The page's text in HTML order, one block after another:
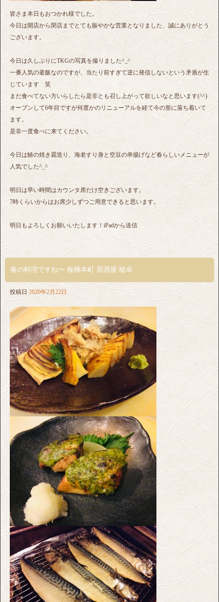
皆さま本日もおつかれ様でした。
今日は開店から閉店までとても賑やかな営業となりました、誠にありがとう
ございます。
今日は久しぶりにTKGの写真を撮りました^_^
一番人気の釜飯なのですが、当たり前すぎて逆に発信しないという矛盾が生
じています 笑
まだ食べてない方いらしたら是非とも召し上がって欲しいなと思います(^^)
オープンして6年目ですが何度かのリニューアルを経て今の形に落ち着いて
ます。
是非一度食べに来てください。
今日は鰆の焼き霜造り、海老すり身と空豆の串揚げなど春らしいメニューが
人気でした^_^
明日は早い時間はカウンタ席だけ空きございます。
7時くらいからはお席少しずつご用意できると思います。
明日もよろしくお願いいたします！iPadから送信
春の料理ですね〜 板橋本町 居酒屋 穂卓
投稿日 2020年2月22日